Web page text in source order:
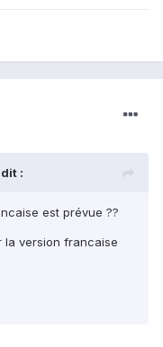
:
est prévue ??
la version francaise